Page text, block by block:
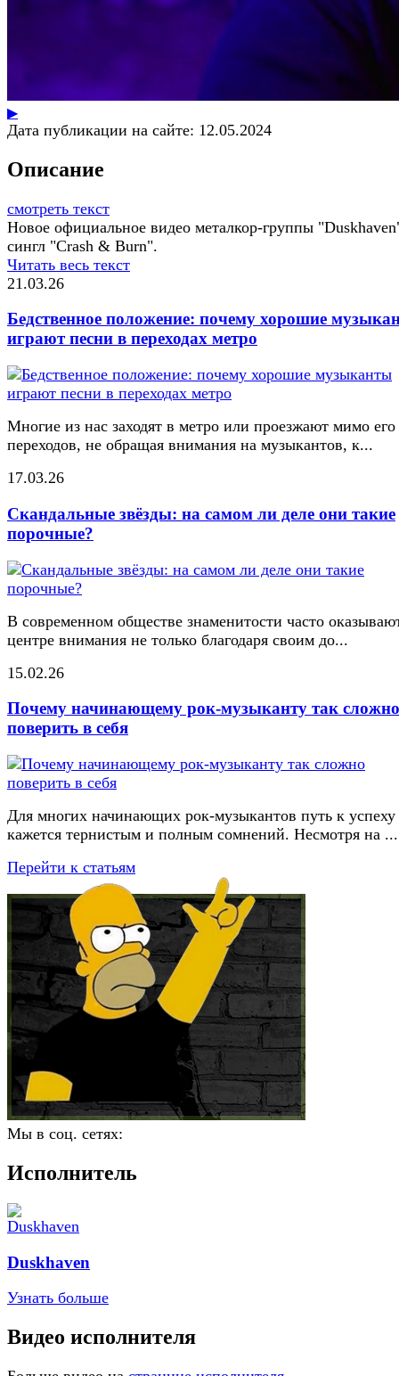
▶
Дата публикации на сайте: 12.05.2024
Описание
смотреть текст
Новое официальное видео металкор-группы
сингл "Crash & Burn".
Читать весь текст
21.03.26
Бедственное положение: почему хорошие
играют песни в переходах метро
Многие из нас заходят в метро или проезжают мимо его
переходов, не обращая внимания на музыкантов, к...
17.03.26
Скандальные звёзды: на самом ли деле они такие
порочные?
В современном обществе знаменитости часто
центре внимания не только благодаря своим до...
15.02.26
Почему начинающему рок-музыканту так сложно
поверить в себя
Для многих начинающих рок-музыкантов путь к успеху
кажется тернистым и полным сомнений. Несмотря на ...
Перейти к статьям
Мы в соц. сетях:
Исполнитель
Duskhaven
Узнать больше
Видео исполнителя